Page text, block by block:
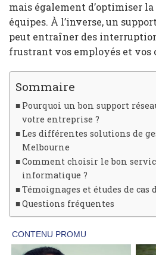
mais également d’optimiser
équipes. À l’inverse, un
peut entraîner des
frustrant vos employés et vos
Sommaire
Pourquoi un bon support
votre entreprise ?
Les différentes solutions de
Melbourne
Comment choisir le bon
informatique ?
Témoignages et études de
Questions fréquentes